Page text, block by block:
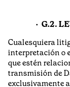
G.2.
Cualesquiera
interpretación o
que estén
transmisión de
exclusivamente